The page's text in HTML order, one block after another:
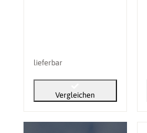
lieferbar
Vergleichen